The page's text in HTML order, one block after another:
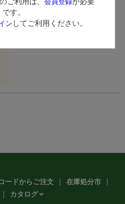
です。
ン してご利用ください。
ードからご注文
在庫処分市
カタログ